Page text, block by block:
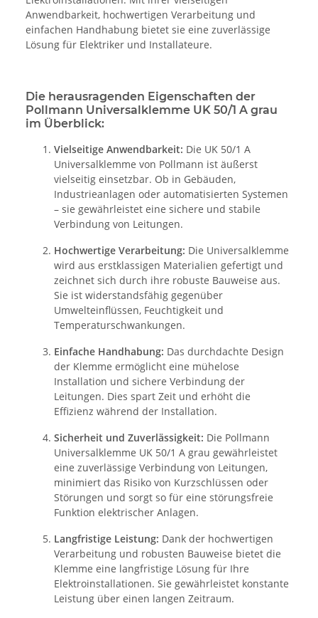
Anwendbarkeit, hochwertigen Verarbeitung und
einfachen Handhabung bietet sie eine zuverlässige
Lösung für Elektriker und Installateure.
Die herausragenden Eigenschaften der
Pollmann Universalklemme UK 50/1 A grau
im Überblick:
Vielseitige Anwendbarkeit: Die UK 50/1 A
Universalklemme von Pollmann ist äußerst
vielseitig einsetzbar. Ob in Gebäuden,
Industrieanlagen oder automatisierten Systemen
– sie gewährleistet eine sichere und stabile
Verbindung von Leitungen.
Hochwertige Verarbeitung: Die Universalklemme
wird aus erstklassigen Materialien gefertigt und
zeichnet sich durch ihre robuste Bauweise aus.
Sie ist widerstandsfähig gegenüber
Umwelteinflüssen, Feuchtigkeit und
Temperaturschwankungen.
Einfache Handhabung: Das durchdachte Design
der Klemme ermöglicht eine mühelose
Installation und sichere Verbindung der
Leitungen. Dies spart Zeit und erhöht die
Effizienz während der Installation.
Sicherheit und Zuverlässigkeit: Die Pollmann
Universalklemme UK 50/1 A grau gewährleistet
eine zuverlässige Verbindung von Leitungen,
minimiert das Risiko von Kurzschlüssen oder
Störungen und sorgt so für eine störungsfreie
Funktion elektrischer Anlagen.
Langfristige Leistung: Dank der hochwertigen
Verarbeitung und robusten Bauweise bietet die
Klemme eine langfristige Lösung für Ihre
Elektroinstallationen. Sie gewährleistet konstante
Leistung über einen langen Zeitraum.